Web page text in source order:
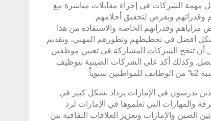
مهمة الشركات في إجراء مقابلات مباشرة مع
وقدراتهم وبفرص لتحقيق أحلامهم.
وقدراتهم الخاصة والاستفادة من هذا
أفضل في تخطيطهم وتطورهم المهني، وتقديم
أن تنجح الشركات المشاركة في تعيين موظفين
وكذلك أكد على الشركات الصينية بتوظيف
يدرسون في الإمارات يزداد بشكل كبير في
والمهارات التي تعلموها في الإمارات لرد
الصين والإمارات وتعزيز العلاقات الثقافية بين